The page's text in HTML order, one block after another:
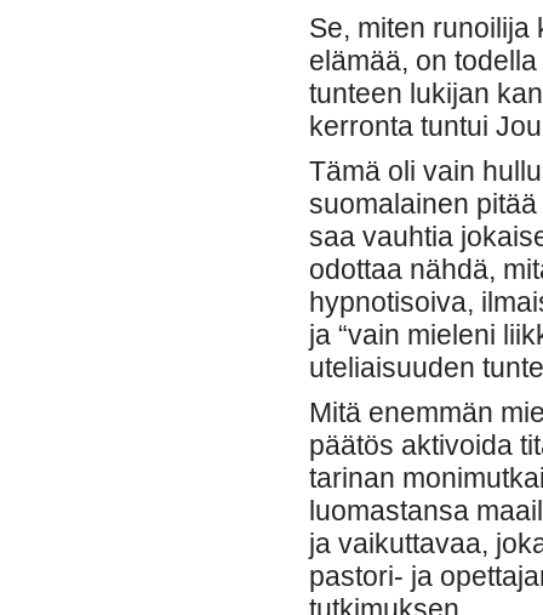
Se, miten runoilija
elämää, on
tunteen lukijan
kerronta tuntui
Tämä oli vain
suomalainen
saa vauhtia
odottaa nähdä,
hypnotisoiva,
ja “vain mieleni
uteliaisuuden
Mitä enemmän
päätös aktivoida
tarinan
luomastansa
ja vaikuttavaa,
pastori- ja